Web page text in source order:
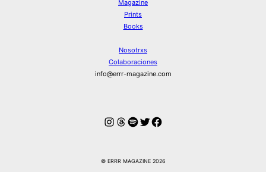
Magazine
Prints
Books
Nosotrxs
Colaboraciones
info@errr-magazine.com
Instagram
Hilos
Spotify
Twitter
Facebook
© ERRR MAGAZINE 2026